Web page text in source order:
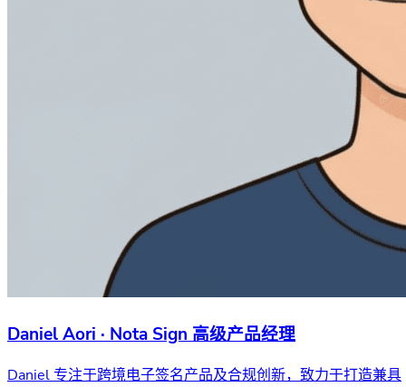
Daniel Aori · Nota Sign 高级产品经理
Daniel 专注于跨境电子签名产品及合规创新，致力于打造兼具